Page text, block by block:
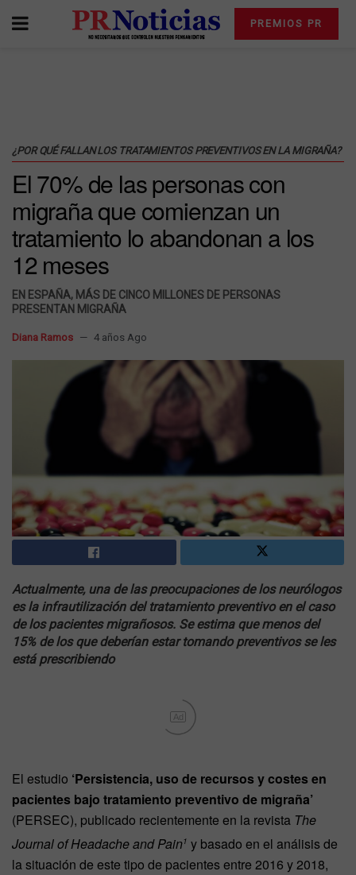
PREMIOS PR
¿POR QUÉ FALLAN LOS TRATAMIENTOS PREVENTIVOS EN LA MIGRAÑA?
El 70% de las personas con
migraña que comienzan un
tratamiento lo abandonan a los
12 meses
EN ESPAÑA, MÁS DE CINCO MILLONES DE PERSONAS
PRESENTAN MIGRAÑA
Diana Ramos 4 años Ago
Actualmente, una de las preocupaciones de los neurólogos
es la infrautilización del tratamiento preventivo en el caso
de los pacientes migrañosos. Se estima que menos del
15% de los que deberían estar tomando preventivos se les
está prescribiendo
Ad
El estudio ‘Persistencia, uso de recursos y costes en
pacientes bajo tratamiento preventivo de migraña’
(PERSEC), publicado recientemente en la revista The
Journal of Headache and Pain1 y basado en el análisis de
la situación de este tipo de pacientes entre 2016 y 2018,